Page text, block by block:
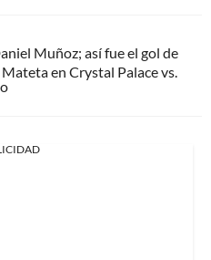
Muñoz; así fue el gol de
en Crystal Palace vs.